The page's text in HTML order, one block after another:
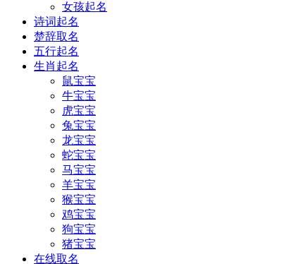
女孩起名
诗词起名
楚辞取名
五行起名
生肖起名
鼠宝宝
牛宝宝
虎宝宝
兔宝宝
龙宝宝
蛇宝宝
马宝宝
羊宝宝
猴宝宝
鸡宝宝
狗宝宝
猪宝宝
在线取名